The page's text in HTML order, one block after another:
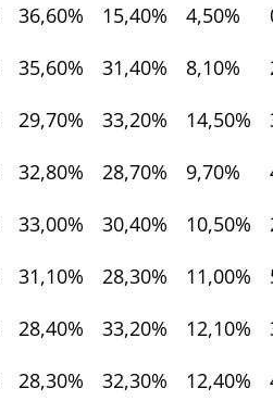
36,60% 15,40% 4,50%
35,60% 31,40% 8,10%
29,70% 33,20% 14,50%
32,80% 28,70% 9,70%
33,00% 30,40% 10,50%
31,10% 28,30% 11,00%
28,40% 33,20% 12,10%
28,30% 32,30% 12,40%